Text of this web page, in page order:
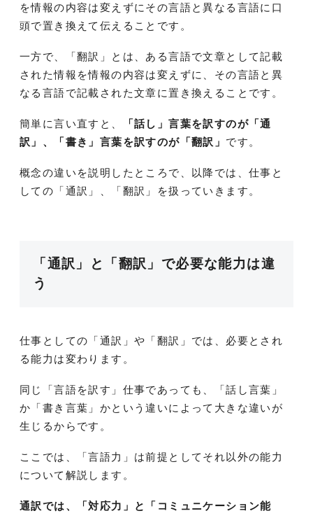
を情報の内容は変えずにその言語と異なる言語に口
頭で置き換えて伝えることです。
一方で、「翻訳」とは、ある言語で文章として記載
された情報を情報の内容は変えずに、その言語と異
なる言語で記載された文章に置き換えることです。
簡単に言い直すと、
「話し」言葉を訳すのが「通
訳」、「書き」言葉を訳すのが「翻訳」 です。
概念の違いを説明したところで、以降では、仕事と
しての「通訳」、「翻訳」を扱っていきます。
「通訳」と「翻訳」で必要な能力は違
う
仕事としての「通訳」や「翻訳」では、必要とされ
る能力は変わります。
同じ「言語を訳す」仕事であっても、「話し言葉」
か「書き言葉」かという違いによって大きな違いが
生じるからです。
ここでは、「言語力」は前提としてそれ以外の能力
について解説します。
通訳では、「対応力」と「コミュニケーション能